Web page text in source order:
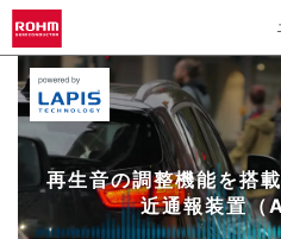
再生音の調整機能を搭
近通報装置（